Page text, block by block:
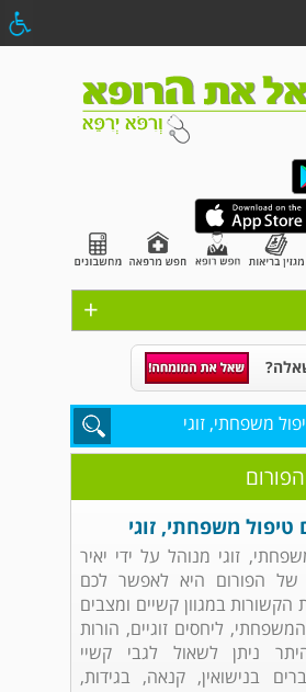
+
משפחתי, זוגי
טיפול משפחתי, זוגי
זוגי מנוהל על ידי יאיר
של הפורום היא לאפשר לכם
במגוון קשיים ומצבים
ליחסים זוגיים, הורות
ניתן לשאול לגבי קשיי
בנישואין, קנאה, בגידות,